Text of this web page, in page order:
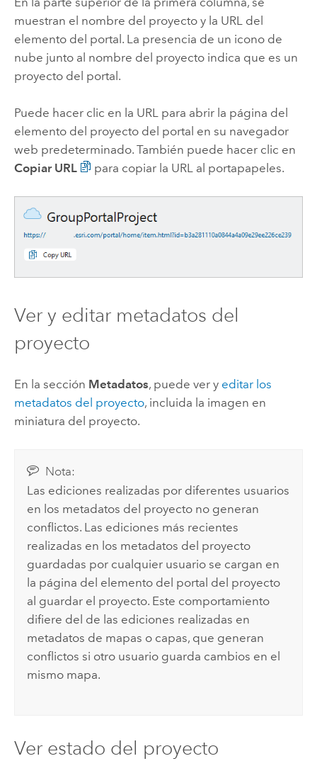
muestran el nombre del proyecto y la URL del
elemento del portal. La presencia de un icono de
nube junto al nombre del proyecto indica que es un
proyecto del portal.
Puede hacer clic en la URL para abrir la página del
elemento del proyecto del portal en su navegador
web predeterminado. También puede hacer clic en
Copiar URL
para copiar la URL al portapapeles.
Ver y editar metadatos del
proyecto
En la sección Metadatos, puede ver y editar los
metadatos del proyecto, incluida la imagen en
miniatura del proyecto.
Nota:
Las ediciones realizadas por diferentes usuarios
en los metadatos del proyecto no generan
conflictos. Las ediciones más recientes
realizadas en los metadatos del proyecto
guardadas por cualquier usuario se cargan en
la página del elemento del portal del proyecto
al guardar el proyecto. Este comportamiento
difiere del de las ediciones realizadas en
metadatos de mapas o capas, que generan
conflictos si otro usuario guarda cambios en el
mismo mapa.
Ver estado del proyecto